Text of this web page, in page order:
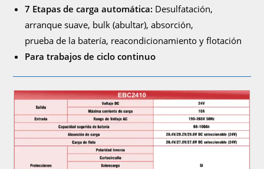
7 Etapas de carga automática: Desulfatación,
arranque suave, bulk (abultar), absorción,
prueba de la batería, reacondicionamiento y flotación
Para trabajos de ciclo continuo